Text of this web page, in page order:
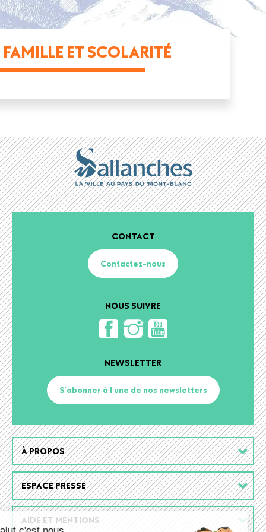
FAMILLE ET SCOLARITÉ
CONTACT
Contactez-nous
NOUS SUIVRE
NEWSLETTER
S'abonner à l'une de nos newsletters
Footer
menu
À PROPOS
ESPACE PRESSE
AIDE ET MENTIONS